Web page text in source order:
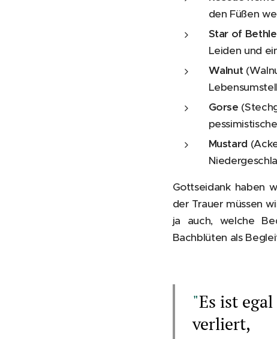
den Füßen
Star of
Leiden und
Walnut
Gorse
Mustard
Gottseidank haben
der Trauer müssen
ja auch, welche
Bachblüten als
"Es ist
verliert,